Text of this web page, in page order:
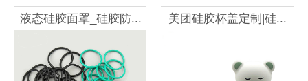
液态硅胶面罩_硅胶防... 美团硅胶杯盖定制|硅...